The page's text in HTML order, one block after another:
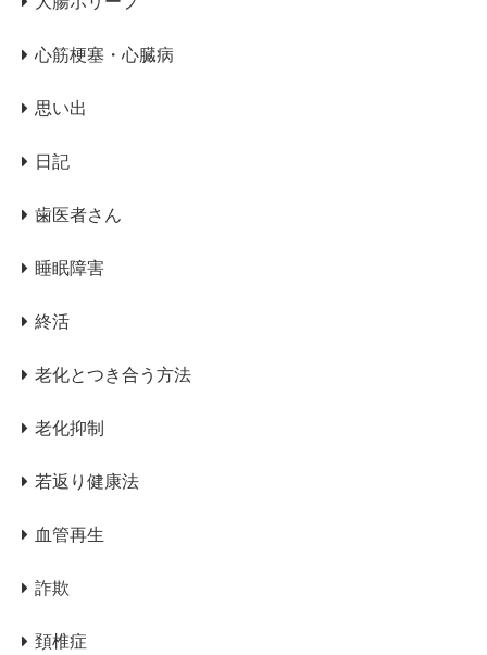
心筋梗塞・心臓病
思い出
日記
歯医者さん
睡眠障害
終活
老化とつき合う方法
老化抑制
若返り健康法
血管再生
詐欺
頚椎症